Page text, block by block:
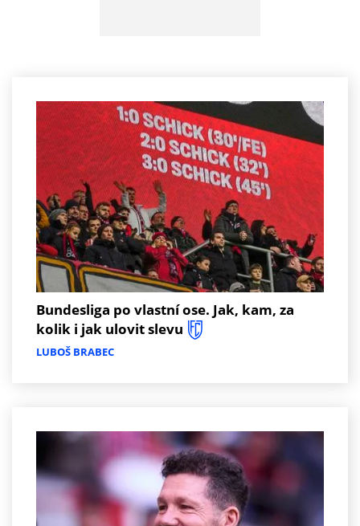
Bundesliga po vlastní ose. Jak, kam, za
kolik i jak ulovit slevu
LUBOŠ BRABEC